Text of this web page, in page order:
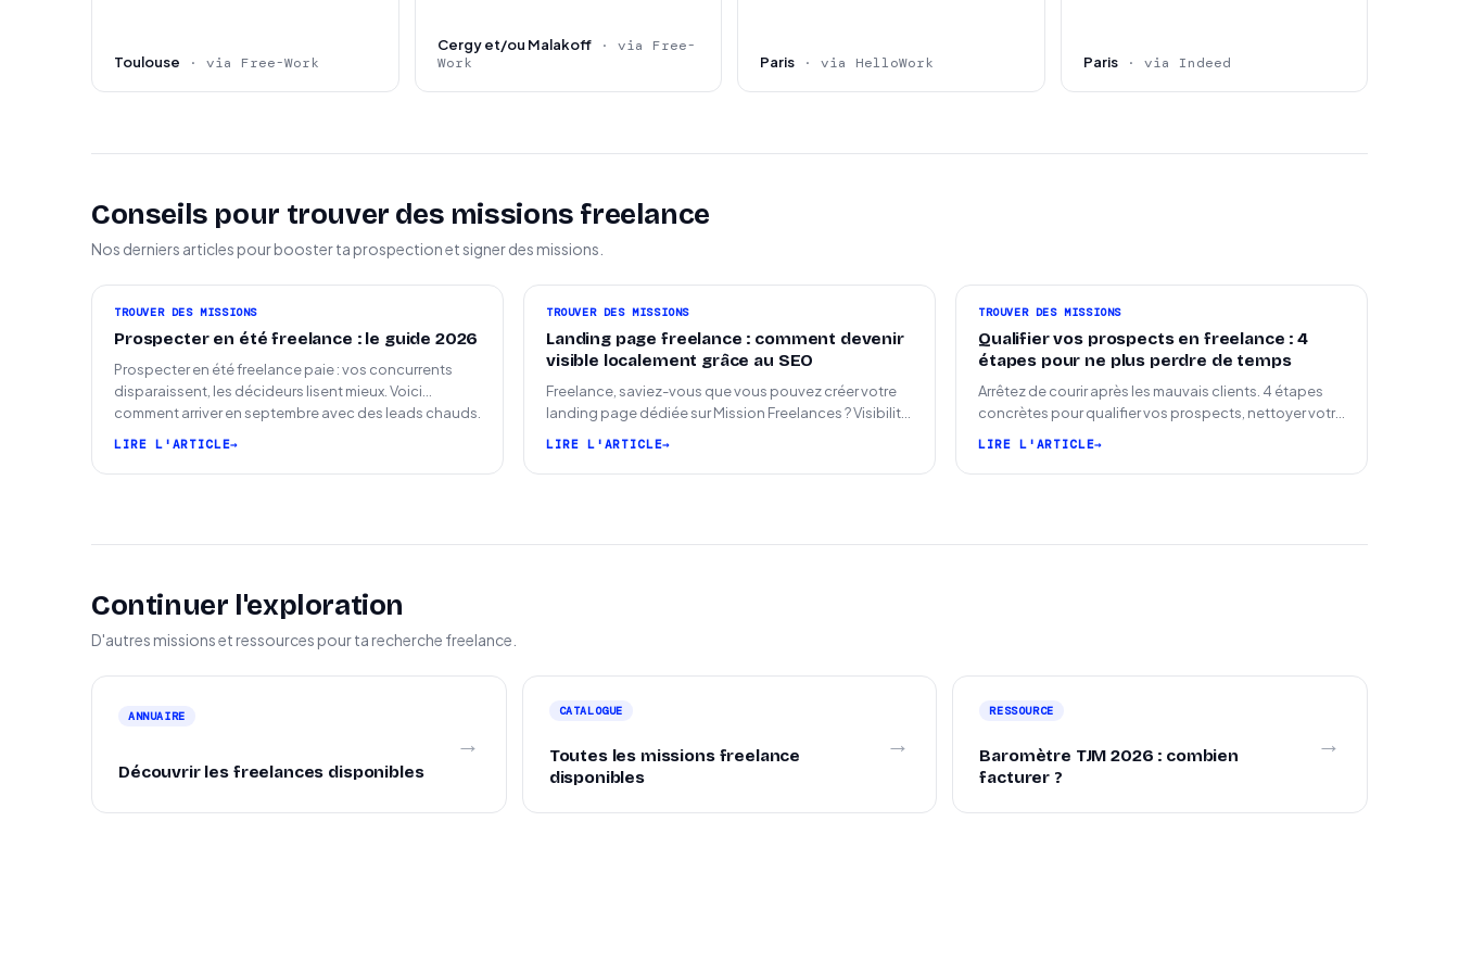
Toulouse · via Free-Work
Cergy et/ou Malakoff
· via Free-
Work
Paris · via HelloWork Paris · via Indeed
Conseils pour trouver des missions freelance
Nos derniers articles pour booster ta prospection et signer des missions.
TROUVER DES MISSIONS
Prospecter en été freelance : le guide 2026
Prospecter en été freelance paie : vos concurrents
disparaissent, les décideurs lisent mieux. Voici
comment arriver en septembre avec des leads chauds.
LIRE L'ARTICLE
TROUVER DES MISSIONS
Landing page freelance : comment devenir
visible localement grâce au SEO
Freelance, saviez-vous que vous pouvez créer votre
landing page dédiée sur Mission Freelances ? Visibilité
LIRE L'ARTICLE
TROUVER DES MISSIONS
Qualifier vos prospects en freelance : 4
étapes pour ne plus perdre de temps
Arrêtez de courir après les mauvais clients. 4 étapes
concrètes pour qualifier vos prospects, nettoyer votre
LIRE L'ARTICLE
Continuer l'exploration
D'autres missions et ressources pour ta recherche freelance.
ANNUAIRE
Découvrir les freelances disponibles
→
CATALOGUE
Toutes les missions freelance
disponibles
→
RESSOURCE
Baromètre TJM 2026 : combien
facturer ?
→